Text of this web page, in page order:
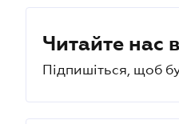
Читайте нас
Підпишіться, щоб